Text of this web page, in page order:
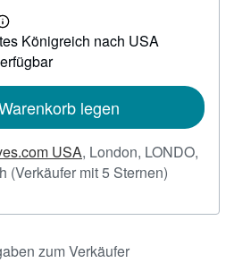
Weitere
Informationen
zu
Versandkosten
Königreich nach USA
legen
USA, London, LONDO,
(Verkäufer mit 5 Sternen)
von
zum Verkäufer